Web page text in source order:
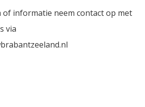
of informatie neem contact op met
via